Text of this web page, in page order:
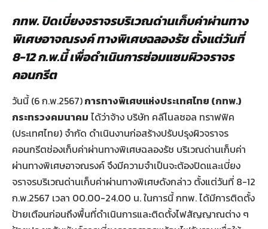
กทพ. ปิดเบี่ยงจราจรบริเวณด่านเก็บค่าผ่านทาง
พิเศษอาจณรงค์ ทางพิเศษฉลองรัช ตั้งแต่วันที่
8-12 ก.พ.นี้ เพื่อดำเนินการซ่อมแซมผิวจราจร
คอนกรีต
วันนี้ (6 ก.พ.2567)การทางพิเศษแห่งประเทศไทย (กทพ.)
กระทรวงคมนาคม ได้ว่าจ้าง บริษัท คลีโนลซอล ทราฟฟิค
(ประเทศไทย) จำกัด ดำเนินงานก่อสร้างปรับปรุงผิวจราจร
คอนกรีตช่องเก็บค่าผ่านทางพิเศษฉลองรัช บริเวณด่านเก็บค่า
ผ่านทางพิเศษอาจณรงค์ จึงมีความจำเป็นจะต้องปิดและเบี่ยง
จราจรบริเวณด่านเก็บค่าผ่านทางพิเศษดังกล่าว ตั้งแต่วันที่ 8-12
ก.พ.2567 เวลา 00.00-24.00 น. ในการนี้ กทพ. ได้มีการติดตั้ง
ป้ายเตือนก่อนถึงพื้นที่ดำเนินการและติดตั้งไฟสัญญาณต่าง ๆ